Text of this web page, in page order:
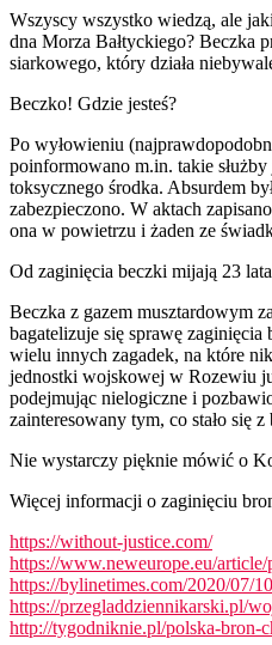
Wszyscy wszystko wiedzą, ale
dna Morza Bałtyckiego? Beczka
siarkowego, który działa
Beczko! Gdzie jesteś?
Po wyłowieniu
poinformowano m.in. takie
toksycznego środka. Absurdem
zabezpieczono. W aktach
ona w powietrzu i żaden ze
Od zaginięcia beczki mijają 23 lata
Beczka z gazem musztardowym
bagatelizuje się sprawę
wielu innych zagadek, na które
jednostki wojskowej w Rozewiu
podejmując nielogiczne i
zainteresowany tym, co stało się
Nie wystarczy pięknie mówić o
Więcej informacji o zaginięciu
https://without-justice.com/
https://www.neweurope.eu/
https://bylinetimes.com/2020/07/
https://przegladdziennikarski.pl/
http://tygodniknie.pl/polska-bron-